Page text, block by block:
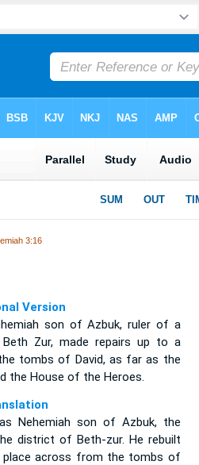
3:16
Version
son of Azbuk, ruler of a
Zur, made repairs up to a
tombs of David, as far as the
the House of the Heroes.
Nehemiah son of Azbuk, the
district of Beth-zur. He rebuilt
across from the tombs of